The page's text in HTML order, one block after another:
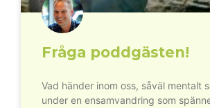
Fråga poddgästen!
Vad händer inom oss, såväl mentalt
under en ensamvandring som